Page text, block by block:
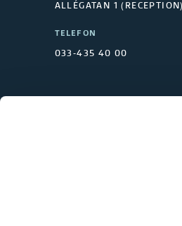
ALLÉGATAN 1 (RECEPTION)
TELEFON
033-435 40 00